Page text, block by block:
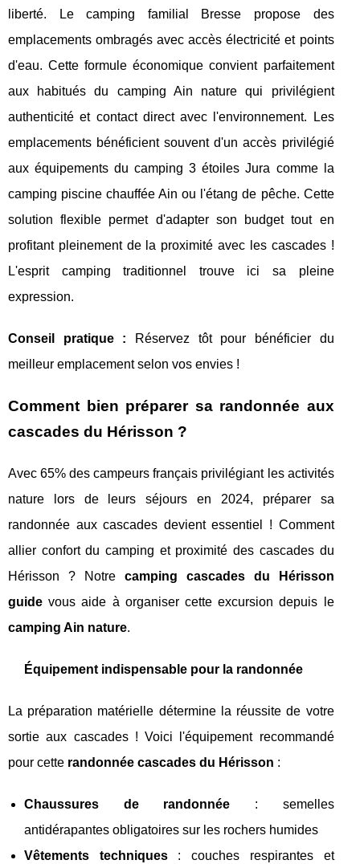
liberté. Le camping familial Bresse propose des
emplacements ombragés avec accès électricité et points
d'eau. Cette formule économique convient parfaitement
aux habitués du camping Ain nature qui privilégient
authenticité et contact direct avec l'environnement. Les
emplacements bénéficient souvent d'un accès privilégié
aux équipements du camping 3 étoiles Jura comme la
camping piscine chauffée Ain ou l'étang de pêche. Cette
solution flexible permet d'adapter son budget tout en
profitant pleinement de la proximité avec les cascades !
L'esprit camping traditionnel trouve ici sa pleine
expression.
Conseil pratique : Réservez tôt pour bénéficier du
meilleur emplacement selon vos envies !
Comment bien préparer sa randonnée aux
cascades du Hérisson ?
Avec 65% des campeurs français privilégiant les activités
nature lors de leurs séjours en 2024, préparer sa
randonnée aux cascades devient essentiel ! Comment
allier confort du camping et proximité des cascades du
Hérisson ? Notre camping cascades du Hérisson
guide vous aide à organiser cette excursion depuis le
camping Ain nature.
Équipement indispensable pour la randonnée
La préparation matérielle détermine la réussite de votre
sortie aux cascades ! Voici l'équipement recommandé
pour cette randonnée cascades du Hérisson :
Chaussures de randonnée : semelles
antidérapantes obligatoires sur les rochers humides
Vêtements techniques: couches respirantes et